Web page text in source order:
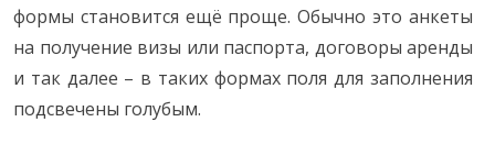
формы становится ещё проще. Обычно это анкеты
на получение визы или паспорта, договоры аренды
и так далее – в таких формах поля для заполнения
подсвечены голубым.